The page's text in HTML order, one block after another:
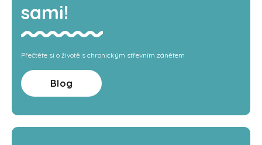
sami!
Přečtěte si o životě s chronickým střevním zánětem
Blog